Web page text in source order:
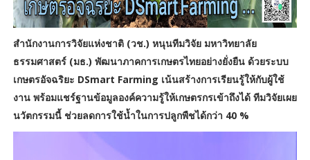
สำนักงานการวิจัยแห่งชาติ (วช.) หนุนทีมวิจัย มหาวิทยาลัย
ธรรมศาสตร์ (มธ.) พัฒนาภาคการเกษตรไทยอย่างยั่งยืน ด้วยระบบ
เกษตรอัจฉริยะ DSmart Farming เน้นสร้างการเรียนรู้ให้กับผู้ใช้
งาน พร้อมแชร์ฐานข้อมูลองค์ความรู้ให้เกษตรกรเข้าถึงได้ ทีมวิจัยเผย
นวัตกรรมนี้ ช่วยลดการใช้น้ำในการปลูกพืชได้กว่า 40 %